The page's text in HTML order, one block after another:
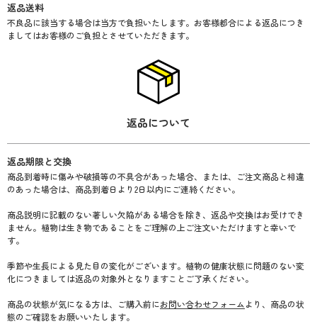
返品送料
不良品に該当する場合は当方で負担いたします。お客様都合による返品につき
ましてはお客様のご負担とさせていただきます。
返品について
返品期限と交換
商品到着時に傷みや破損等の不具合があった場合、または、ご注文商品と相違
のあった場合は、商品到着日より2日以内にご連絡ください。
商品説明に記載のない著しい欠陥がある場合を除き、返品や交換はお受けでき
ません。植物は生き物であることをご理解の上ご注文いただけますと幸いで
す。
季節や生長による見た目の変化がございます。植物の健康状態に問題のない変
化につきましては返品の対象外となりますことご了承ください。
商品の状態が気になる方は、ご購入前にお問い合わせフォームより、商品の状
態のご確認をお願いいたします。